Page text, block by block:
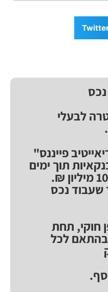
לבעלי
פייננס"
תוך ימים
ובסכומים שבין חצי ל-10 מיליון ₪.
שעבוד נכס
חוקי, תחת
לכל